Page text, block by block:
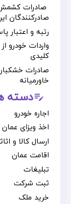
صادرات
صادرکنندگان
رتبه و اعتبار
واردات خودرو
کلیدی
صادرات
خاورمیانه
edit_noteدسته
اجاره خودرو
اخذ ویزای عمان
ارسال کالا و
اقامت عمان
تبلیغات
ثبت شرکت
خرید ملک